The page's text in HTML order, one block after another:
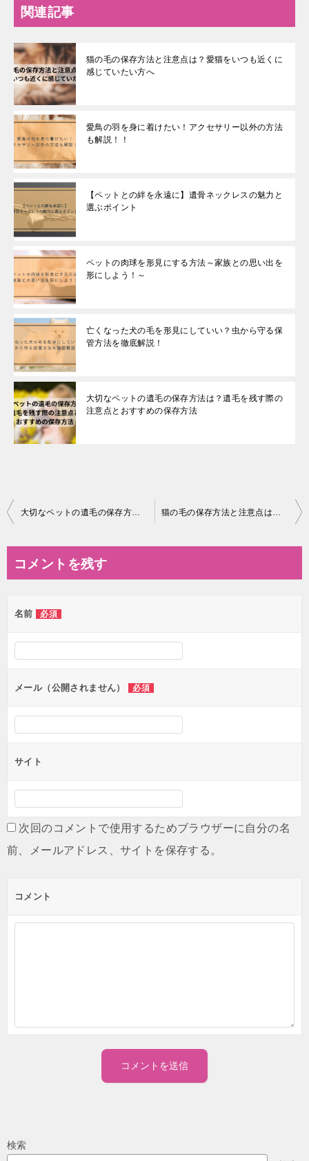
関連記事
猫の毛の保存方法と注意点は？愛猫をいつも近くに
感じていたい方へ
愛鳥の羽を身に着けたい！アクセサリー以外の方法
も解説！！
【ペットとの絆を永遠に】遺骨ネックレスの魅力と
選ぶポイント
ペットの肉球を形見にする方法～家族との思い出を
形にしよう！～
亡くなった犬の毛を形見にしていい？虫から守る保
管方法を徹底解説！
大切なペットの遺毛の保存方法は？遺毛を残す際の
注意点とおすすめの保存方法
投
ビ
ー
シ
ョ
ン
コメントを残す
名前 必須
メール（公開されません） 必須
サイト
次回のコメントで使用するためブラウザーに自分の名
前、メールアドレス、サイトを保存する。
コメント
検索